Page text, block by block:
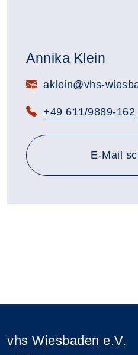
Annika Klein
E-Mail:aklein@vhs-
Telefon:+49 611/9889-162
E-Mail
vhs Wiesbaden e.V.